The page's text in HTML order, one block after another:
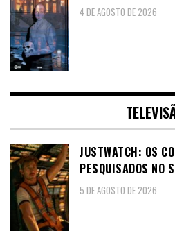
4 DE AGOSTO DE 2026
JUSTWATCH: OS
PESQUISADOS NO
5 DE AGOSTO DE 2026